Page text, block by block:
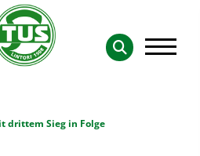
drittem Sieg in Folge